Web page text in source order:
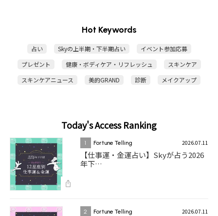
Hot Keywords
占い Skyの上半期・下半期占い
イベント参加応募
プレゼント
健康・ボディケア・リフレッシュ
スキンケア
スキンケアニュース
美的GRAND 診断 メイクアップ
Today's Access Ranking
1 Fortune Telling 2026.07.11
【仕事運・金運占い】Skyが占う2026
年下…
2 Fortune Telling 2026.07.11